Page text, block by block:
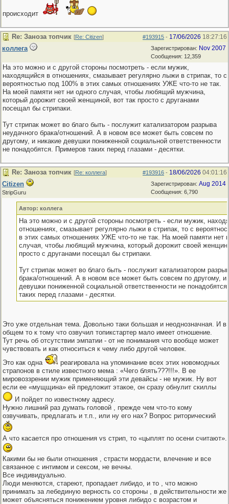
происходит
#193915 - 17/06/2026 18:27:16
Re: Заноза топчик [Re: Citizen]
Зарегистрирован: Nov 2007
Сообщения: 12,359
коллега
На это можно и с другой стороны посмотреть - если мужик,
находящийся в отношениях, смазывает регулярно лыжи в стрипак, то с
вероятностью под 100% в этих самых отношениях УЖЕ что-то не так.
На моей памяти нет ни одного случая, чтобы любящий мужчина,
который дорожит своей женщиной, вот так просто с друганами
посещал бы стрипаки.
Тут стрипак может во благо быть - послужит катализатором разрыва
неудачного брака/отношений. А в новом все может быть совсем по
другому, и никакие девушки пониженной социальной ответственности
не понадобятся. Примеров таких перед глазами - десятки.
#193916 - 18/06/2026 04:01:16
Re: Заноза топчик [Re: коллега]
Зарегистрирован: Aug 2014
Сообщения: 6,790
Citizen
StripGuru
Автор: коллега
На это можно и с другой стороны посмотреть - если мужик,
отношениях, смазывает регулярно лыжи в стрипак, то с
в этих самых отношениях УЖЕ что-то не так. На моей памяти нет
случая, чтобы любящий мужчина, который дорожит своей
просто с друганами посещал бы стрипаки.
Тут стрипак может во благо быть - послужит катализатором
брака/отношений. А в новом все может быть совсем по другому, и
девушки пониженной социальной ответственности не
таких перед глазами - десятки.
Это уже отдельная тема. Довольно таки большая и неоднозначная. И в
общем то к тому что озвучил топикстартер мало имеет отношение.
Тут речь об отсутствии эмпатии - от не понимания что вообще может
чувствовать и как относиться к чему либо другой человек.
Это как одна
реагировала на упоминание всех этих новомодных
страпонов в стиле известного мема : «Чего блять???!!!». В ее
мировоззрении мужик применяющий эти девайсы - не мужик. Ну вот
если ее «мущщина» ей предложит этакое, он сразу обнулит скиллы
И пойдет по известному адресу.
Нужно лишний раз думать головой , прежде чем что-то кому
озвучивать, предлагать и т.п., или ну его нах? Вопрос риторический
А что касается про отношения vs стрип, то «цыплят по осени считают».
Какими бы не были отношения , страсти мордасти, влечение и все
связанное с интимом и сексом, не вечны.
Все индивидуально.
Люди меняются, стареют, пропадает либидо, и то , что можно
принимать за лебединую верность со стороны , в действительности же
может объясняться понижением уровня либидо с возрастом и